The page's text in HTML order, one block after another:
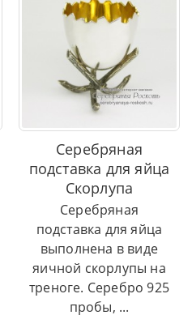
Серебряная
подставка для яйца
Скорлупа
Серебряная
подставка для яйца
выполнена в виде
яичной скорлупы на
треноге. Серебро 925
пробы, ...